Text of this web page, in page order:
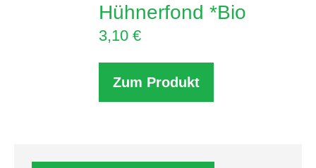
Hühnerfond *Bio
3,10 €
Zum Produkt